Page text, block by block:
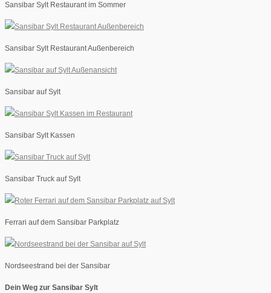
Sansibar Sylt Restaurant im Sommer
Sansibar Sylt Restaurant Außenbereich
Sansibar auf Sylt
Sansibar Sylt Kassen
Sansibar Truck auf Sylt
Ferrari auf dem Sansibar Parkplatz
Nordseestrand bei der Sansibar
Dein Weg zur Sansibar Sylt